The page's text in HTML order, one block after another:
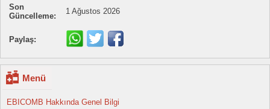
Son
Güncelleme:
1 Ağustos 2026
Paylaş:
Menü
EBICOMB Hakkında Genel Bilgi